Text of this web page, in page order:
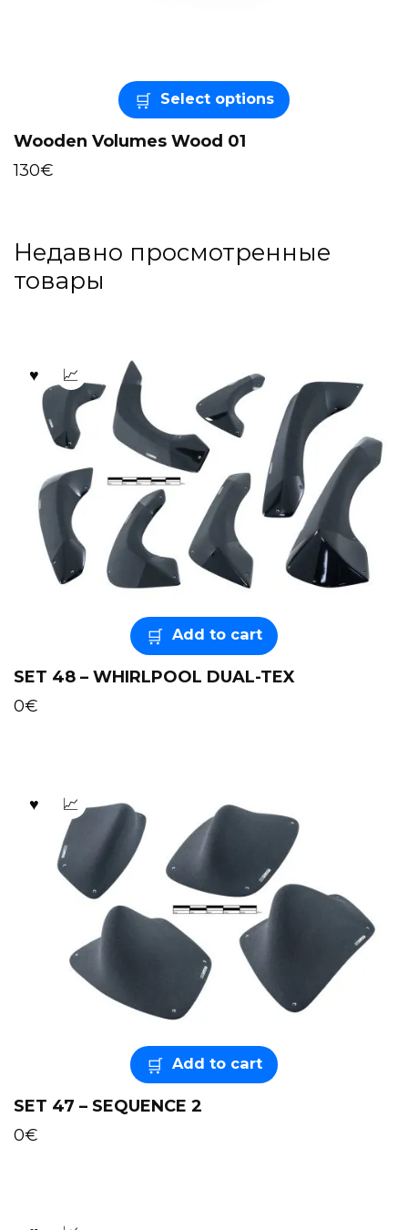
Select options
Wooden Volumes Wood 01
130€
Недавно просмотренные
товары
Add to cart
SET 48 – WHIRLPOOL DUAL-TEX
0€
Add to cart
SET 47 – SEQUENCE 2
0€